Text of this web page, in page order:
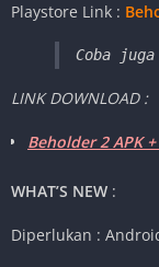
Playstore Link :
Coba
LINK DOWNLOAD :
Beholder 2 APK +
WHAT’S NEW :
Diperlukan :